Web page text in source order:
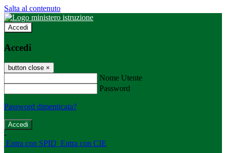
Salta al contenuto
Accedi
Accedi
button close ×
Nome Utente
Password
Password dimenticata?
-
Entra con SPID Entra con CIE